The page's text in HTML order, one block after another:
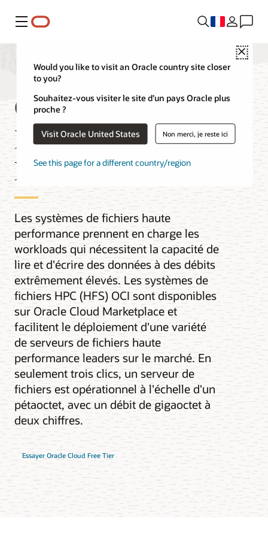
Menu
Close
Would you like to visit an Oracle country site closer
to you?
Souhaitez-vous visiter le site d’un pays Oracle plus
proche ?
Visit Oracle United States Non merci, je reste ici
See this page for a different country/region
Oracle Cloud
Infrastructure HPC
File Systems (HFS)
Les systèmes de fichiers haute
performance prennent en charge les
workloads qui nécessitent la capacité de
lire et d'écrire des données à des débits
extrêmement élevés. Les systèmes de
fichiers HPC (HFS) OCI sont disponibles
sur Oracle Cloud Marketplace et
facilitent le déploiement d'une variété
de serveurs de fichiers haute
performance leaders sur le marché. En
seulement trois clics, un serveur de
fichiers est opérationnel à l'échelle d'un
pétaoctet, avec un débit de gigaoctet à
deux chiffres.
Essayer Oracle Cloud Free Tier